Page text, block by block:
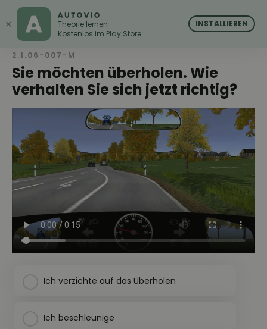
AUTOVIO
Sie möchten überholen. Wie
verhalten Sie sich jetzt richtig?
FÜHRERSCHEIN THEORIE FRAGE:
2.1.06-007-M
Ich verzichte auf das Überholen
Ich beschleunige
× AUTOVIO
Theorie lernen
Kostenlos im Play Store
INSTALLIEREN